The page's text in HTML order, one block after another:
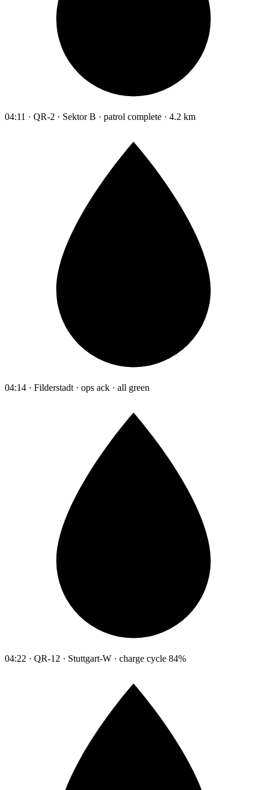
04:11 · QR-2 · Sektor B · patrol complete · 4.2 km
04:14 · Filderstadt · ops ack · all green
04:22 · QR-12 · Stuttgart-W · charge cycle 84%